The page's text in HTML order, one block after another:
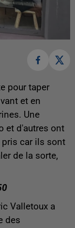
pour taper
et en
Une
et d'autres ont
pris car ils sont
de la sorte,
Valletoux a
des